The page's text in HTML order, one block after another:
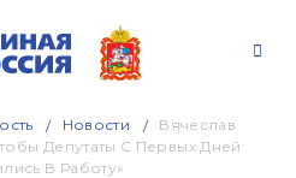
Новости
Вячеслав
Депутаты С Первых Дней
В Работу»